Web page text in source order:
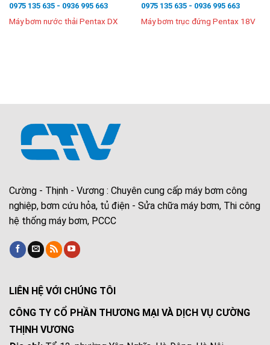
0975 135 635 - 0936 995 663
Máy bơm nước thải Pentax DX
0975 135 635 - 0936 995 663
Máy bơm trục đứng Pentax 18V
Cường - Thịnh - Vương : Chuyên cung cấp máy bơm công
nghiệp, bơm cứu hỏa, tủ điện - Sửa chữa máy bơm, Thi công
hệ thống máy bơm, PCCC
LIÊN HỆ VỚI CHÚNG TÔI
CÔNG TY CỔ PHẦN THƯƠNG MẠI VÀ DỊCH VỤ CƯỜNG
THỊNH VƯƠNG